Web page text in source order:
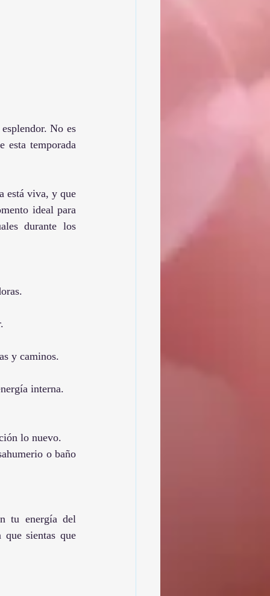
No es
esta temporada
está viva, y que
ideal para
durante los
y caminos.
interna.
lo nuevo.
o baño
tu energía del
sientas que